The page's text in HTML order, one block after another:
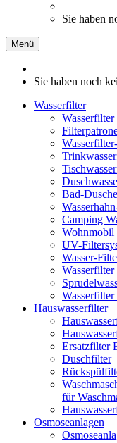
Sie haben
Menü
Sie haben noch
Wasserfilter
Wasserfilter
Bad-Dusche
Camping
Wohnmobil
UV-
Wasser-
Wasserfilter
Hauswasserfilter
Ersatzfilter
Duschfilter
für
Osmoseanlagen